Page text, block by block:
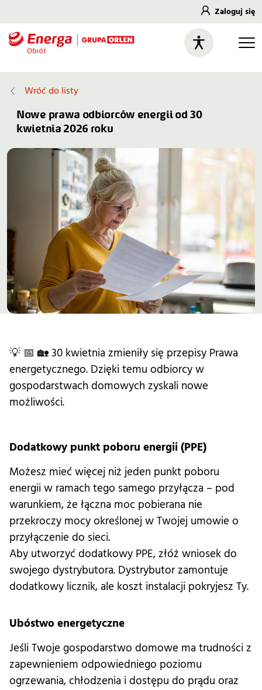
Zaloguj się
Wróć do listy
Nowe prawa odbiorców energii od 30
kwietnia 2026 roku
💡 📅 🏡 30 kwietnia zmieniły się przepisy Prawa
energetycznego. Dzięki temu odbiorcy w
gospodarstwach domowych zyskali nowe
możliwości.
Dodatkowy punkt poboru energii (PPE)
Możesz mieć więcej niż jeden punkt poboru
energii w ramach tego samego przyłącza – pod
warunkiem, że łączna moc pobierana nie
przekroczy mocy określonej w Twojej umowie o
przyłączenie do sieci.
Aby utworzyć dodatkowy PPE, złóż wniosek do
swojego dystrybutora. Dystrybutor zamontuje
dodatkowy licznik, ale koszt instalacji pokryjesz Ty.
Ubóstwo energetyczne
Jeśli Twoje gospodarstwo domowe ma trudności z
zapewnieniem odpowiedniego poziomu
ogrzewania, chłodzenia i dostępu do prądu oraz